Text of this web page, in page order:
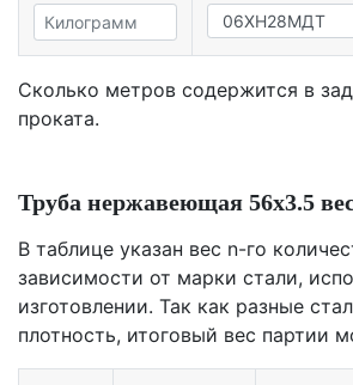
Сколько метров содержится в
проката.
Труба нержавеющая 56х3.5
В таблице указан вес n-го
зависимости от марки стали,
изготовлении. Так как разные
плотность, итоговый вес партии